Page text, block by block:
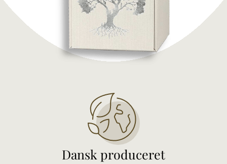
Dansk produceret